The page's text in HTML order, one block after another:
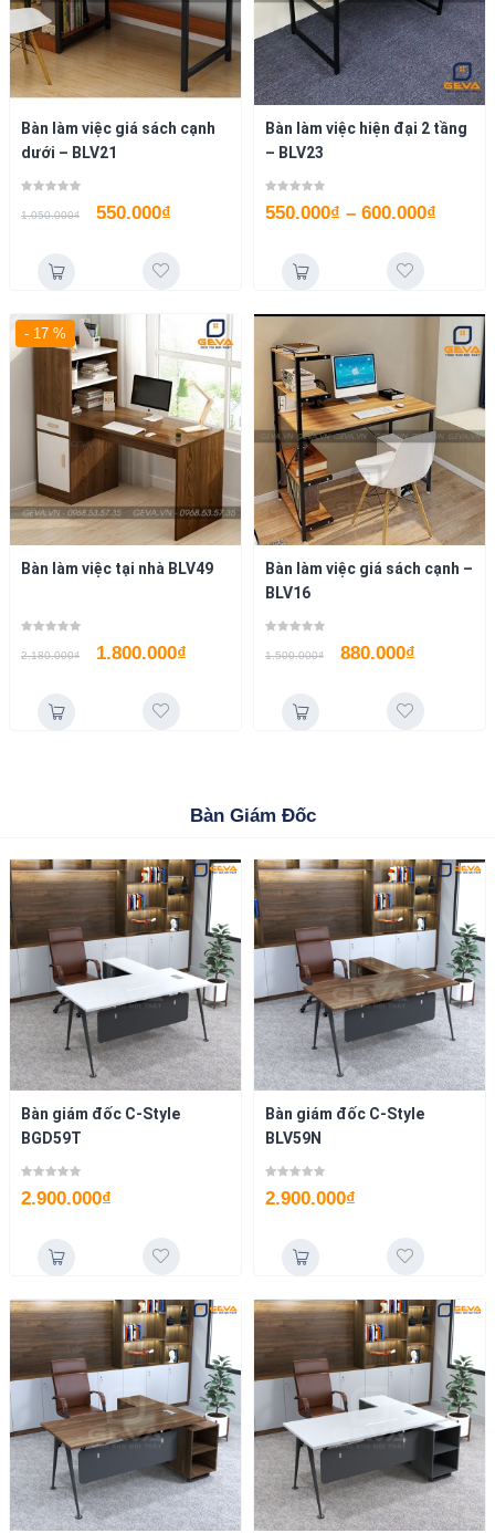
Bàn làm việc giá sách cạnh
dưới – BLV21
1.050.000₫ 550.000₫
Bàn làm việc hiện đại 2 tầng
– BLV23
550.000₫ – 600.000₫
- 17 %
Bàn làm việc tại nhà BLV49
2.180.000₫ 1.800.000₫
Bàn làm việc giá sách cạnh –
BLV16
1.500.000₫ 880.000₫
Bàn Giám Đốc
Bàn giám đốc C-Style
BGD59T
2.900.000₫
Bàn giám đốc C-Style
BLV59N
2.900.000₫